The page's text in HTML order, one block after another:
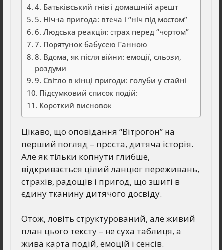
4. Батьківський гнів і домашній арешт
5. Нічна пригода: втеча і “ніч під мостом”
6. Людська реакція: страх перед “чортом”
7. Порятунок бабусею Ганною
8. Вдома, як після війни: емоції, сльози,
роздуми
9. Світло в кінці пригоди: голуби у стайні
Підсумковий список подій:
Короткий висновок
Цікаво, що оповідання “Вітрогон” на
перший погляд – проста, дитяча історія.
Але як тільки копнути глибше,
відкривається цілий ланцюг переживань,
страхів, радощів і пригод, що зшиті в
єдину тканину дитячого досвіду.
Отож, ловіть структурований, але живий
план цього тексту – не суха таблиця, а
жива карта подій, емоцій і сенсів.